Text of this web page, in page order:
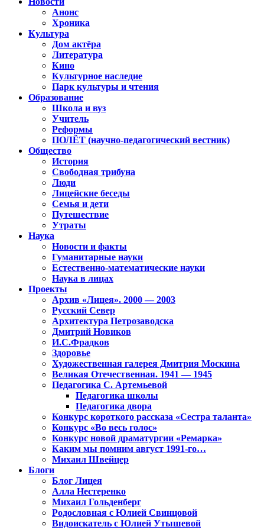
Анонс
Хроника
Культура
Дом актёра
Литература
Кино
Культурное наследие
Парк культуры и чтения
Образование
Школа и вуз
Учитель
Реформы
ПОЛЁТ (научно-педагогический вестник)
Общество
История
Свободная трибуна
Люди
Лицейские беседы
Семья и дети
Путешествие
Утраты
Наука
Новости и факты
Гуманитарные науки
Естественно-математические науки
Наука в лицах
Проекты
Архив «Лицея». 2000 — 2003
Русский Север
Архитектура Петрозаводска
Дмитрий Новиков
И.С.Фрадков
Здоровье
Художественная галерея Дмитрия Москина
Великая Отечественная. 1941 — 1945
Педагогика С. Артемьевой
Педагогика школы
Педагогика двора
Конкурс короткого рассказа «Сестра таланта»
Конкурс «Во весь голос»
Конкурс новой драматургии «Ремарка»
Каким мы помним август 1991-го…
Михаил Швейцер
Блоги
Блог Лицея
Алла Нестеренко
Михаил Гольденберг
Родословная с Юлией Свинцовой
Видоискатель с Юлией Утышевой